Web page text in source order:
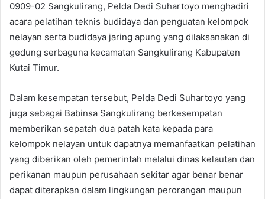
0909-02 Sangkulirang, Pelda Dedi Suhartoyo menghadiri
acara pelatihan teknis budidaya dan penguatan kelompok
nelayan serta budidaya jaring apung yang dilaksanakan di
gedung serbaguna kecamatan Sangkulirang Kabupaten
Kutai Timur.
Dalam kesempatan tersebut, Pelda Dedi Suhartoyo yang
juga sebagai Babinsa Sangkulirang berkesempatan
memberikan sepatah dua patah kata kepada para
kelompok nelayan untuk dapatnya memanfaatkan pelatihan
yang diberikan oleh pemerintah melalui dinas kelautan dan
perikanan maupun perusahaan sekitar agar benar benar
dapat diterapkan dalam lingkungan perorangan maupun